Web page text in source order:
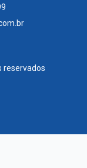
reservados